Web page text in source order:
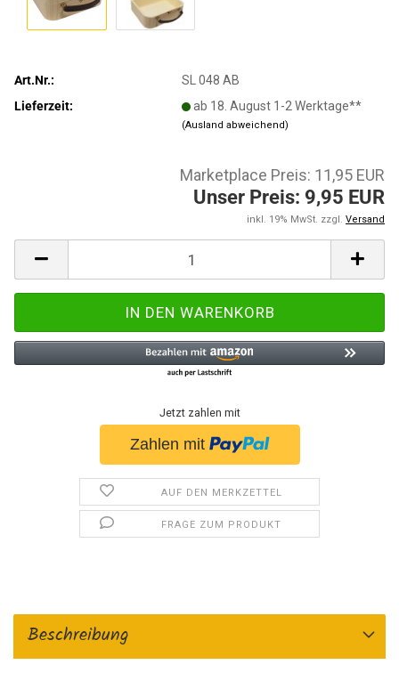
Art.Nr.:
SL 048 AB
Lieferzeit:
ab 18. August 1-2 Werktage**
(Ausland abweichend)
Marketplace Preis: 11,95 EUR
Unser Preis: 9,95 EUR
inkl. 19% MwSt. zzgl. Versand
Jetzt zahlen mit
AUF DEN MERKZETTEL
FRAGE ZUM PRODUKT
Beschreibung